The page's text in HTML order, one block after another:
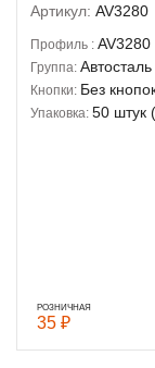
Артикул: AV3280
Профиль : AV3280
Группа: Автосталь
Кнопки: Без
Упаковка: 50 штук
РОЗНИЧНАЯ
35 ₽